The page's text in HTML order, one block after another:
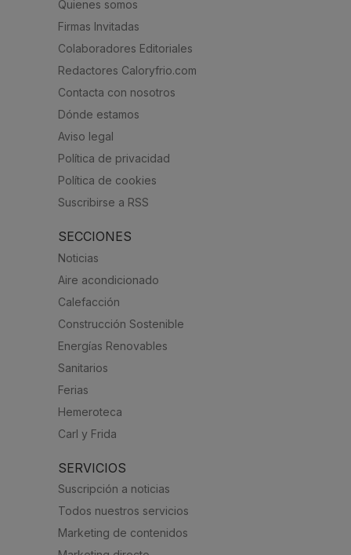
Quienes somos
Firmas Invitadas
Colaboradores Editoriales
Redactores Caloryfrio.com
Contacta con nosotros
Dónde estamos
Aviso legal
Política de privacidad
Política de cookies
Suscribirse a RSS
SECCIONES
Noticias
Aire acondicionado
Calefacción
Construcción Sostenible
Energías Renovables
Sanitarios
Ferias
Hemeroteca
Carl y Frida
SERVICIOS
Suscripción a noticias
Todos nuestros servicios
Marketing de contenidos